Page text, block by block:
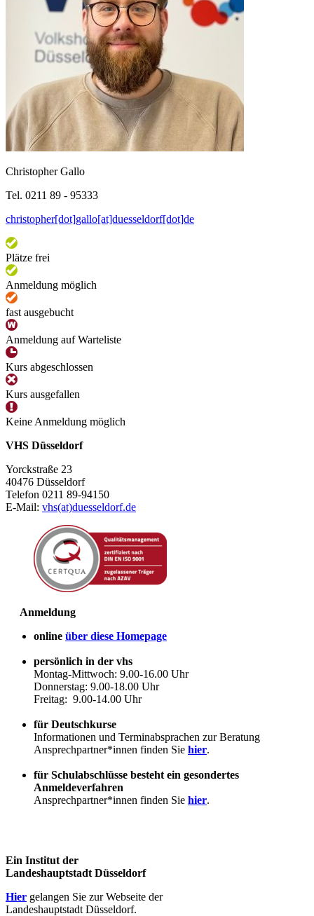
Christopher Gallo
Tel. 0211 89 - 95333
christopher[dot]gallo[at]duesseldorf[dot]de
Plätze frei
Anmeldung möglich
fast ausgebucht
Anmeldung auf Warteliste
Kurs abgeschlossen
Kurs ausgefallen
Keine Anmeldung möglich
VHS Düsseldorf
Yorckstraße 23
40476 Düsseldorf
Telefon 0211 89-94150
E-Mail: vhs(at)duesseldorf.de
Anmeldung
online über diese Homepage
persönlich in der vhs
Montag-Mittwoch: 9.00-16.00 Uhr
Donnerstag: 9.00-18.00 Uhr
Freitag: 9.00-14.00 Uhr
für Deutschkurse
Informationen und Terminabsprachen zur Beratung
Ansprechpartner*innen finden Sie hier.
für Schulabschlüsse besteht ein gesondertes
Anmeldeverfahren
Ansprechpartner*innen finden Sie hier.
Ein Institut der
Landeshauptstadt Düsseldorf
Hier gelangen Sie zur Webseite der
Landeshauptstadt Düsseldorf.